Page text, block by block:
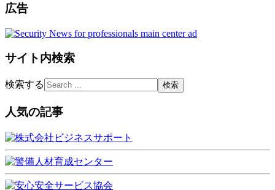
広告
サイト内検索
検索する
人気の記事